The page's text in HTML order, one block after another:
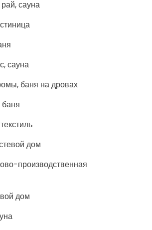
сауна
сауна
баня на дровах
баня
дом
производственная
дом